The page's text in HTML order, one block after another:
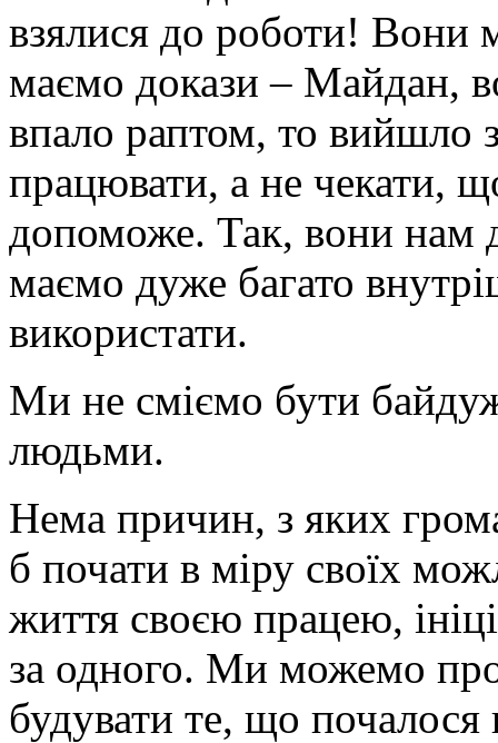
взялися до роботи! Вони
маємо докази – Майдан,
впало раптом, то вийшло
працювати, а не чекати,
допоможе. Так, вони нам
маємо дуже багато
використати.
Ми не сміємо бути
людьми.
Нема причин, з яких
б почати в міру своїх
життя своєю працею,
за одного. Ми можемо
будувати те, що